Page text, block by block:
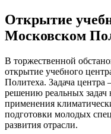
Открытие
Московском
В торжественной
открытие учебного
Политеха. Задача
решению реальных задач
применения
подготовки молодых
развития отрасли.